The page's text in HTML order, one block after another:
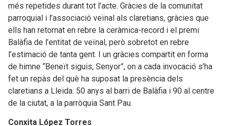
més repetides durant tot l’acte. Gràcies de la comunitat
parroquial i l’associació veïnal als claretians, gràcies que
ells han retornat en rebre la ceràmica-record i el premi
Balàfia de l’entitat de veïnal, però sobretot en rebre
l’estimació de tanta gent. I un gràcies compartit en forma
de himne “Beneït siguis, Senyor”, on a cada invocació s’ha
fet un repàs del què ha suposat la presència dels
claretians a Lleida: 50 anys al barri de Balàfia i 90 al centre
de la ciutat, a la parròquia Sant Pau.
Conxita López Torres